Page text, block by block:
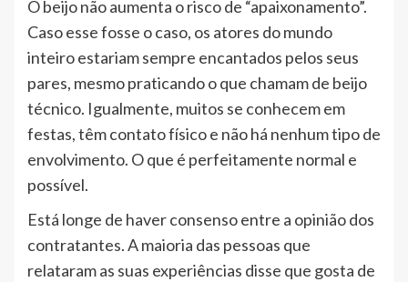
O beijo não aumenta o risco de “apaixonamento”.
Caso esse fosse o caso, os atores do mundo
inteiro estariam sempre encantados pelos seus
pares, mesmo praticando o que chamam de beijo
técnico. Igualmente, muitos se conhecem em
festas, têm contato físico e não há nenhum tipo de
envolvimento. O que é perfeitamente normal e
possível.
Está longe de haver consenso entre a opinião dos
contratantes. A maioria das pessoas que
relataram as suas experiências disse que gosta de